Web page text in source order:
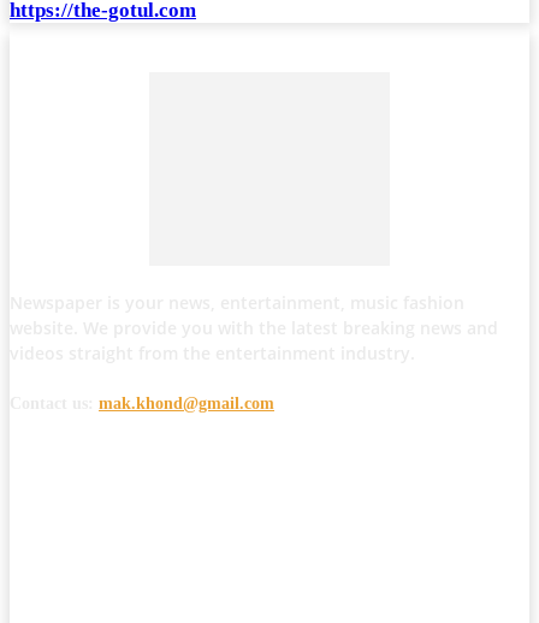
https://the-gotul.com
mak.khond@gmail.com